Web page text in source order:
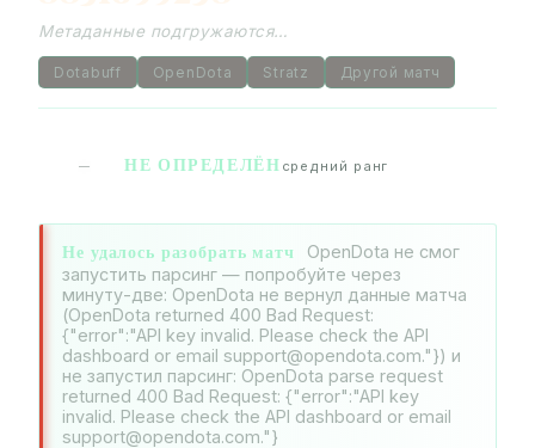
Метаданные подгружаются…
Dotabuff OpenDota Stratz Другой матч
— НЕ ОПРЕДЕЛЁН средний ранг
Не удалось разобрать матч
OpenDota не смог
запустить парсинг — попробуйте через
минуту-две: OpenDota не вернул данные матча
(OpenDota returned 400 Bad Request:
{"error":"API key invalid. Please check the API
dashboard or email support@opendota.com."}) и
не запустил парсинг: OpenDota parse request
returned 400 Bad Request: {"error":"API key
invalid. Please check the API dashboard or email
support@opendota.com."}